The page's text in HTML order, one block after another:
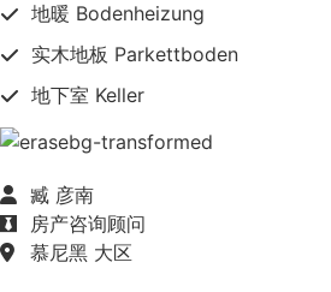
地暖 Bodenheizung
实木地板 Parkettboden
地下室 Keller
臧 彦南
房产咨询顾问
慕尼黑 大区